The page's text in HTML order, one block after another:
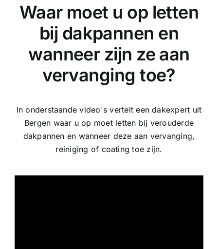
Waar moet u op letten
bij dakpannen en
wanneer zijn ze aan
vervanging toe?
In onderstaande video's vertelt een dakexpert uit
Bergen waar u op moet letten bij verouderde
dakpannen en wanneer deze aan vervanging,
reiniging of coating toe zijn.